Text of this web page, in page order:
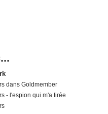
dans Goldmember
- l'espion qui m'a tirée